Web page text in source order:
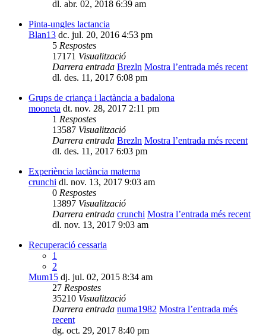
dl. abr. 02, 2018 6:39 am
Pinta-ungles lactancia
Blan13 dc. jul. 20, 2016 4:53 pm
5 Respostes
17171 Visualització
Darrera entrada Brezln Mostra l’entrada més recent
dl. des. 11, 2017 6:08 pm
Grups de criança i lactància a badalona
mooneta dt. nov. 28, 2017 2:11 pm
1 Respostes
13587 Visualització
Darrera entrada Brezln Mostra l’entrada més recent
dl. des. 11, 2017 6:03 pm
Experiència lactància materna
crunchi dl. nov. 13, 2017 9:03 am
0 Respostes
13897 Visualització
Darrera entrada crunchi Mostra l’entrada més recent
dl. nov. 13, 2017 9:03 am
Recuperació cessaria
1
2
Mum15 dj. jul. 02, 2015 8:34 am
27 Respostes
35210 Visualització
Darrera entrada numa1982 Mostra l’entrada més
recent
dg. oct. 29, 2017 8:40 pm